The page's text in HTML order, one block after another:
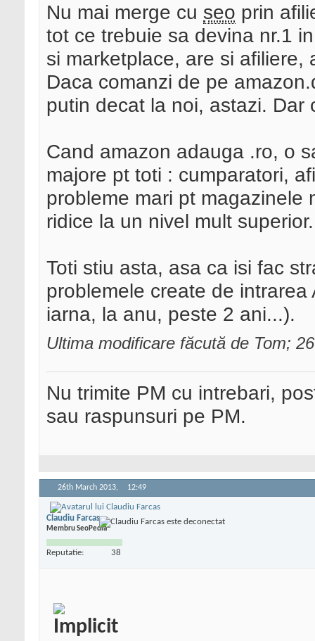
Nu mai merge cu seo prin
tot ce trebuie sa devina nr.1
si marketplace, are si
Daca comanzi de pe
putin decat la noi, astazi. Dar
Cand amazon adauga .ro, o
majore pt toti : cumparatori,
probleme mari pt magazinele
ridice la un nivel mult superior.
Toti stiu asta, asa ca isi fac
problemele create de
iarna, la anu, peste 2 ani...).
Ultima modificare făcută de Tom;
Nu trimite PM cu intrebari,
sau raspunsuri pe PM.
26th March 2013, 12:49
Claudiu Farcas
Membru SeoPedia
Reputatie: 38